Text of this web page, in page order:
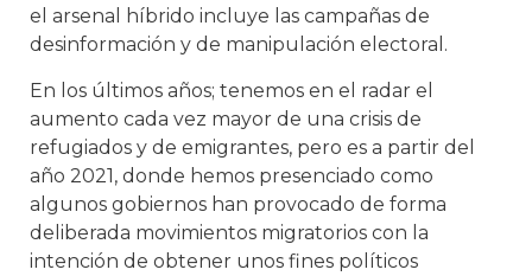
el arsenal híbrido incluye las campañas de
desinformación y de manipulación electoral.
En los últimos años; tenemos en el radar el
aumento cada vez mayor de una crisis de
refugiados y de emigrantes, pero es a partir del
año 2021, donde hemos presenciado como
algunos gobiernos han provocado de forma
deliberada movimientos migratorios con la
intención de obtener unos fines políticos